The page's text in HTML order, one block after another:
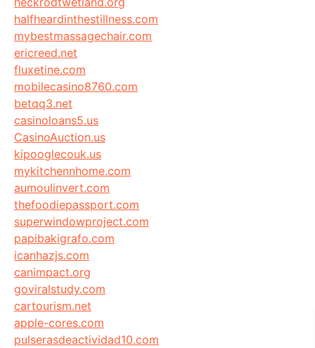
halfheardinthestillness.com
mybestmassagechair.com
ericreed.net
fluxetine.com
mobilecasino8760.com
betqq3.net
casinoloans5.us
CasinoAuction.us
kipooglecouk.us
mykitchennhome.com
aumoulinvert.com
thefoodiepassport.com
superwindowproject.com
papibakigrafo.com
icanhazjs.com
canimpact.org
goviralstudy.com
cartourism.net
apple-cores.com
pulserasdeactividad10.com